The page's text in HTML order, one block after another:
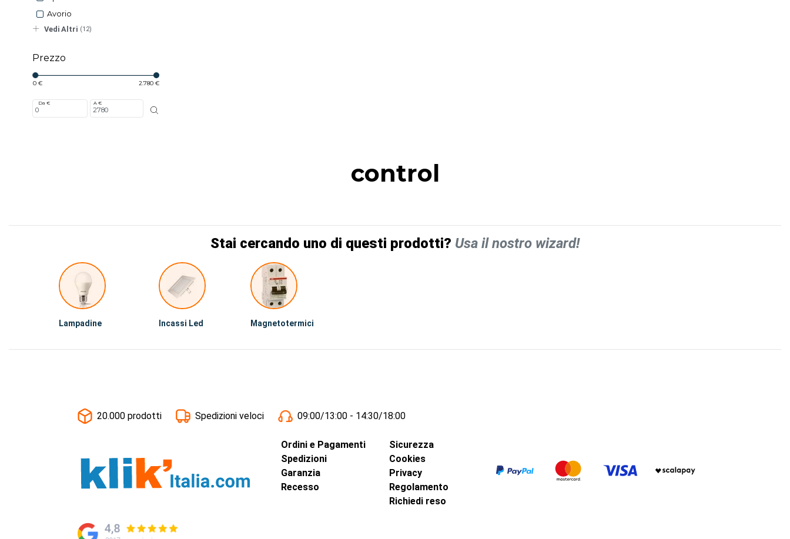
Avorio
Vedi Altri (12)
Prezzo
0 € 2.780 €
Da € A €
control
Stai cercando uno di questi prodotti? Usa il nostro wizard!
Lampadine Incassi Led Magnetotermici
20.000 prodotti Spedizioni veloci 09:00/13:00 - 14:30/18:00
Ordini e Pagamenti
Spedizioni
Garanzia
Recesso
Sicurezza
Cookies
Privacy
Regolamento
Richiedi reso